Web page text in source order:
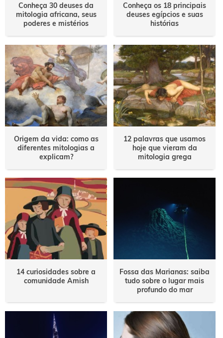
Conheça 30 deuses da
mitologia africana, seus
poderes e mistérios
Conheça os 18 principais
deuses egípcios e suas
histórias
Origem da vida: como as
diferentes mitologias a
explicam?
12 palavras que usamos
hoje que vieram da
mitologia grega
14 curiosidades sobre a
comunidade Amish
Fossa das Marianas: saiba
tudo sobre o lugar mais
profundo do mar